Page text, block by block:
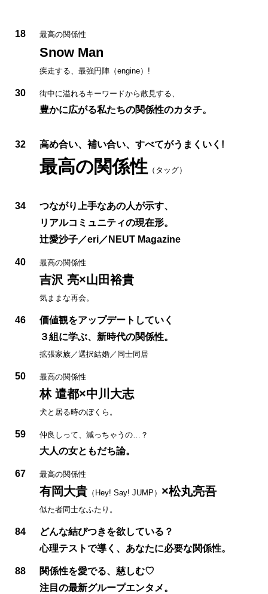
18 最高の関係性
Snow Man
疾走する、最強円陣（engine）!
30 街中に溢れるキーワードから散見する、
豊かに広がる私たちの関係性のカタチ。
32 高め合い、補い合い、すべてがうまくいく!
最高の関係性 （タッグ）
34
つながり上手なあの人が示す、
リアルコミュニティの現在形。
辻愛沙子／eri／NEUT Magazine
40 最高の関係性
吉沢 亮×山田裕貴
気ままな再会。
46
価値観をアップデートしていく
３組に学ぶ、新時代の関係性。
拡張家族／選択結婚／同士同居
50 最高の関係性
林 遣都×中川大志
犬と居る時のぼくら。
59 仲良しって、減っちゃうの…？
大人の女ともだち論。
67 最高の関係性
有岡大貴 （Hey! Say! JUMP） ×松丸亮吾
似た者同士なふたり。
84
どんな結びつきを欲している？
心理テストで導く、あなたに必要な関係性。
88
関係性を愛でる、慈しむ♡
注目の最新グループエンタメ。